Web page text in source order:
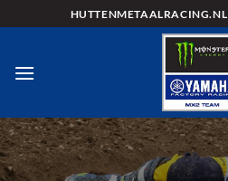
naar
HUTTENMETAALRACING.NL